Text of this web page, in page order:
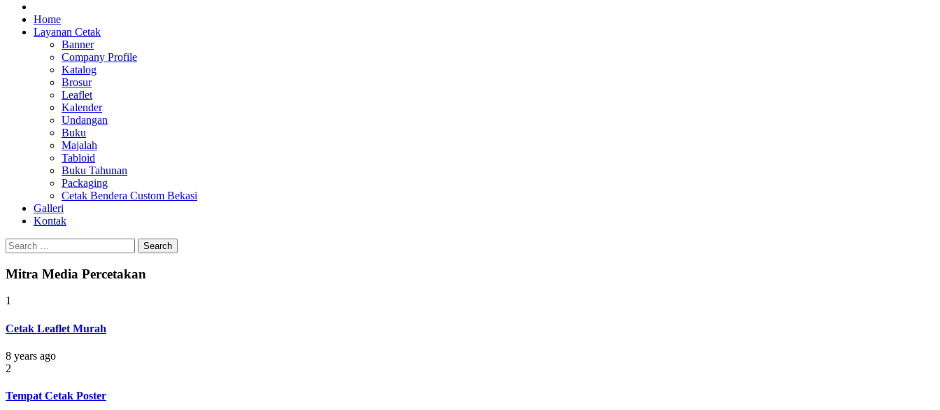
Goe Media Percetakan | 0822-4439-5599 (Call/WA)
0822-4439-5599 (Call/WA) Percetakan jasa cetak banner buku yasin invoice kartu nama label map nota spanduk stiker undangan pernikahan murah online 24 jam
Home
Layanan Cetak
Banner
Company Profile
Katalog
Brosur
Leaflet
Kalender
Undangan
Buku
Majalah
Tabloid
Buku Tahunan
Packaging
Cetak Bendera Custom Bekasi
Galleri
Kontak
Search
for:
Mitra Media Percetakan
1
Cetak Leaflet Murah
8 years ago
2
Tempat Cetak Poster